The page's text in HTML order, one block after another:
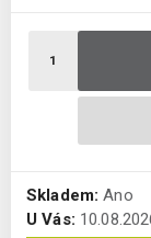
Skladem: Ano
U Vás: